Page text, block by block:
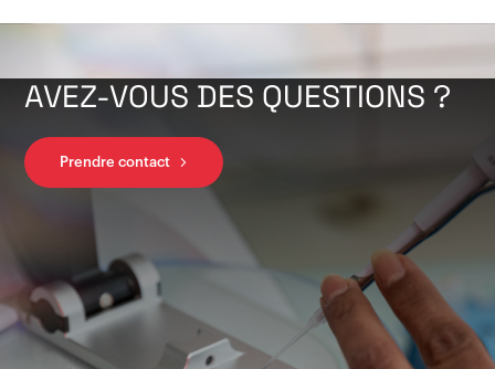
AVEZ-VOUS DES QUESTIONS ?
Prendre contact